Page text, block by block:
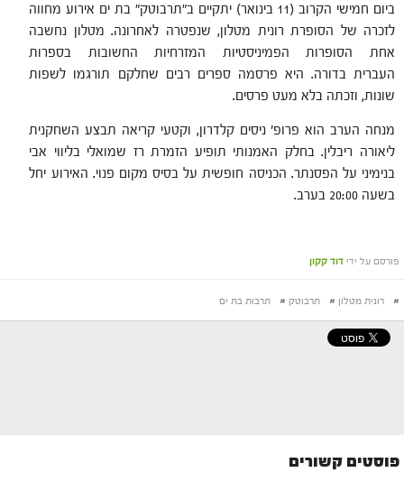
ביום חמישי הקרוב (11 בינואר) יתקיים ב"תרבוטק" בת ים אירוע מחווה
לזכרה של הסופרת רונית מטלון, שנפטרה לאחרונה. מטלון נחשבה
אחת הסופרות הפמיניסטיות המזרחיות החשובות בספרות
העברית בדורה. היא פרסמה ספרים רבים שחלקם תורגמו לשפות
שונות, וזכתה בלא מעט פרסים.
מנחה הערב הוא פרופ' ניסים קלדרון, וקטעי קריאה תבצע השחקנית
ליאורה ריבלין. בחלק האמנותי תופיע הזמרת רז שמואלי בליווי אבי
בנימיני על הפסנתר. הכניסה חופשית על בסיס מקום פנוי. האירוע יחל
בשעה 20:00 בערב.
פורסם על ידי דוד קקון
# רונית מטלון # תרבוטק # תרבות בת ים
פוסטים קשורים